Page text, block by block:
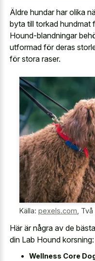
Äldre hundar har olika
byta till torkad hundmat
Hound-blandningar
utformad för deras
för stora raser.
Källa: pexels.com
Här är några av de
din Lab Hound korsning:
Wellness Core